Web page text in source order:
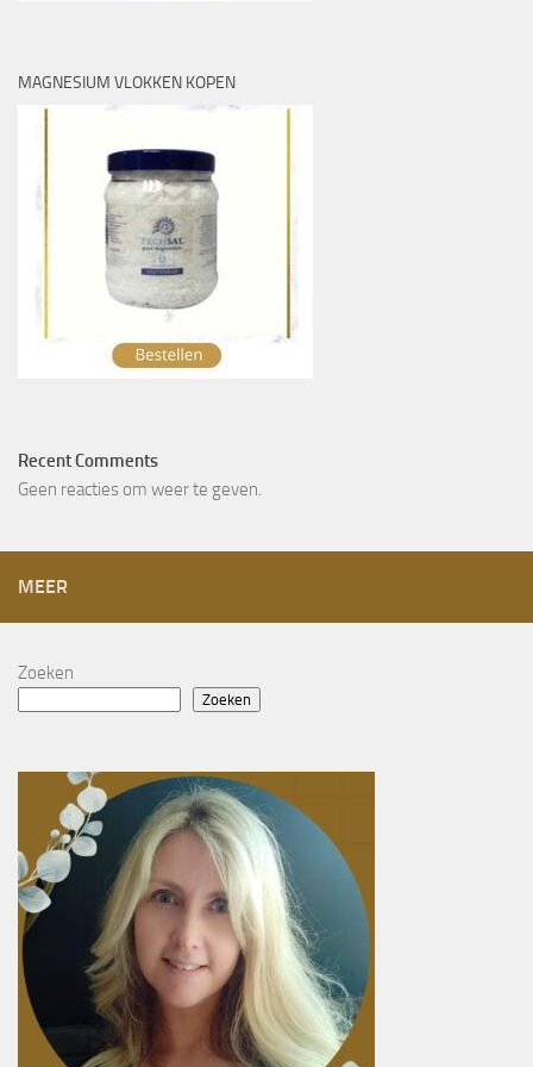
MAGNESIUM VLOKKEN KOPEN
Recent Comments
Geen reacties om weer te geven.
MEER
Zoeken
Zoeken